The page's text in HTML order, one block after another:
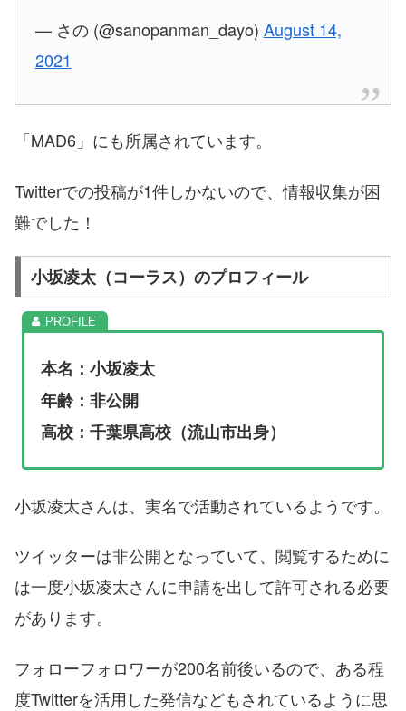
— さの (@sanopanman_dayo) August 14,
2021
「MAD6」にも所属されています。
Twitterでの投稿が1件しかないので、情報収集が困
難でした！
小坂凌太（コーラス）のプロフィール
本名：小坂凌太
年齢：非公開
高校：千葉県高校（流山市出身）
小坂凌太さんは、実名で活動されているようです。
ツイッターは非公開となっていて、閲覧するために
は一度小坂凌太さんに申請を出して許可される必要
があります。
フォローフォロワーが200名前後いるので、ある程
度Twitterを活用した発信などもされているように思